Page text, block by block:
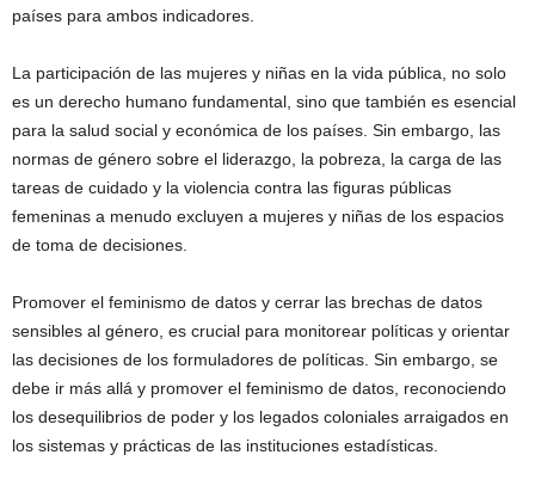
países para ambos indicadores.
La participación de las mujeres y niñas en la vida pública, no solo
es un derecho humano fundamental, sino que también es esencial
para la salud social y económica de los países. Sin embargo, las
normas de género sobre el liderazgo, la pobreza, la carga de las
tareas de cuidado y la violencia contra las figuras públicas
femeninas a menudo excluyen a mujeres y niñas de los espacios
de toma de decisiones.
Promover el feminismo de datos y cerrar las brechas de datos
sensibles al género, es crucial para monitorear políticas y orientar
las decisiones de los formuladores de políticas. Sin embargo, se
debe ir más allá y promover el feminismo de datos, reconociendo
los desequilibrios de poder y los legados coloniales arraigados en
los sistemas y prácticas de las instituciones estadísticas.